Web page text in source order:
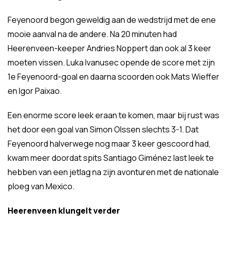
Feyenoord begon geweldig aan de wedstrijd met de ene
mooie aanval na de andere. Na 20 minuten had
Heerenveen-keeper Andries Noppert dan ook al 3 keer
moeten vissen. Luka Ivanusec opende de score met zijn
1e Feyenoord-goal en daarna scoorden ook Mats Wieffer
en Igor Paixao.
Een enorme score leek eraan te komen, maar bij rust was
het door een goal van Simon Olssen slechts 3-1. Dat
Feyenoord halverwege nog maar 3 keer gescoord had,
kwam meer doordat spits Santiago Giménez last leek te
hebben van een jetlag na zijn avonturen met de nationale
ploeg van Mexico.
Heerenveen klungelt verder